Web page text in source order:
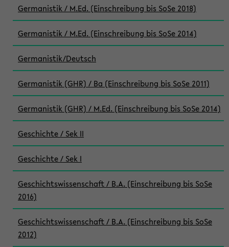
Germanistik / M.Ed. (Einschreibung bis SoSe 2018)
Germanistik / M.Ed. (Einschreibung bis SoSe 2014)
Germanistik/Deutsch
Germanistik (GHR) / Ba (Einschreibung bis SoSe 2011)
Germanistik (GHR) / M.Ed. (Einschreibung bis SoSe 2014)
Geschichte / Sek II
Geschichte / Sek I
Geschichtswissenschaft / B.A. (Einschreibung bis SoSe
2016)
Geschichtswissenschaft / B.A. (Einschreibung bis SoSe
2012)